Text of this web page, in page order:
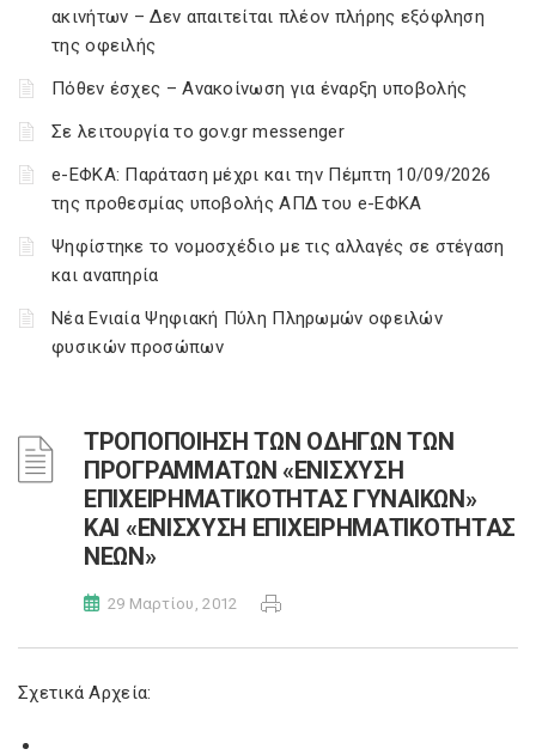
ακινήτων – Δεν απαιτείται πλέον πλήρης εξόφληση
της οφειλής
Πόθεν έσχες – Ανακοίνωση για έναρξη υποβολής
Σε λειτουργία το gov.gr messenger
e-ΕΦΚΑ: Παράταση μέχρι και την Πέμπτη 10/09/2026
της προθεσμίας υποβολής ΑΠΔ του e-ΕΦΚΑ
Ψηφίστηκε το νομοσχέδιο με τις αλλαγές σε στέγαση
και αναπηρία
Νέα Ενιαία Ψηφιακή Πύλη Πληρωμών οφειλών
φυσικών προσώπων
ΤΡΟΠΟΠΟΙΗΣΗ ΤΩΝ ΟΔΗΓΩΝ ΤΩΝ
ΠΡΟΓΡΑΜΜΑΤΩΝ «ΕΝΙΣΧΥΣΗ
ΕΠΙΧΕΙΡΗΜΑΤΙΚΟΤΗΤΑΣ ΓΥΝΑΙΚΩΝ»
ΚΑΙ «ΕΝΙΣΧΥΣΗ ΕΠΙΧΕΙΡΗΜΑΤΙΚΟΤΗΤΑΣ
ΝΕΩΝ»
29 Μαρτίου, 2012
Σχετικά Αρχεία: